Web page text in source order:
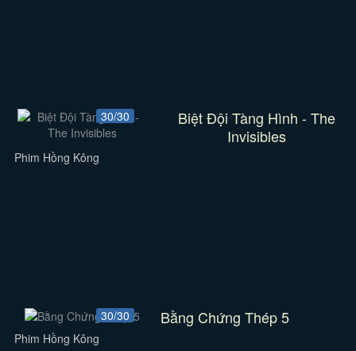
30/30
Biệt Đội Tàng Hình - The
Invisibles
Phim Hồng Kông
30/30 Bằng Chứng Thép 5
Phim Hồng Kông